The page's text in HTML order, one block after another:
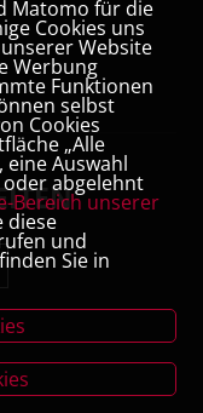
Matomo für die
Cookies uns
Website
Werbung
Funktionen
selbst
Cookies
„Alle
eine Auswahl
oder abgelehnt
Bereich unserer
diese
und
Sie in